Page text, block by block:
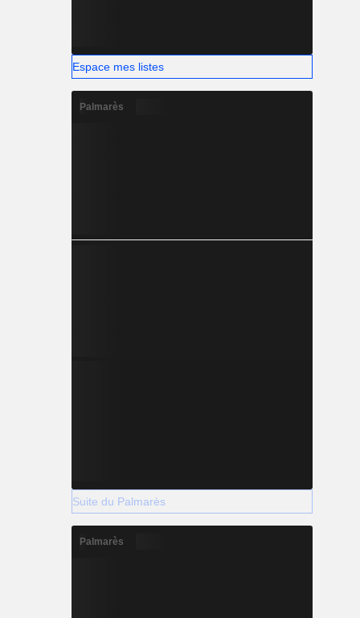
Espace mes listes
Palmarès
Suite du Palmarès
Palmarès